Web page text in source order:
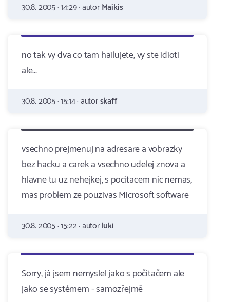
30.8. 2005 · 14:29 · autorMaikis
no tak vy dva co tam hailujete, vy ste idioti
ale...
30.8. 2005 · 15:14 · autorskaff
vsechno prejmenuj na adresare a vobrazky
bez hacku a carek a vsechno udelej znova a
hlavne tu uz nehejkej, s pocitacem nic nemas,
mas problem ze pouzivas Microsoft software
30.8. 2005 · 15:22 · autorluki
Sorry, já jsem nemyslel jako s počítačem ale
jako se systémem - samozřejmě